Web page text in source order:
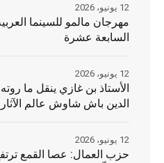
مهرجان مالمو للسينما
السابعة عشرة
12 يونيو، 2026
الأستاذ بن غازي ينقل ما
الدين باش شاوش عالم
12 يونيو، 2026
حزب العمال: عصا القمع
12 يونيو، 2026